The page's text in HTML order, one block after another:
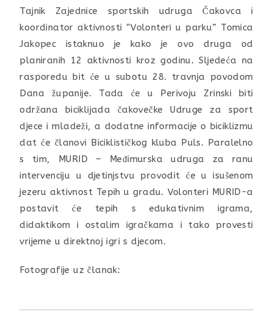
Tajnik Zajednice sportskih udruga Čakovca i
koordinator aktivnosti “Volonteri u parku” Tomica
Jakopec istaknuo je kako je ovo druga od
planiranih 12 aktivnosti kroz godinu. Sljedeća na
rasporedu bit će u subotu 28. travnja povodom
Dana županije. Tada će u Perivoju Zrinski biti
održana biciklijada čakovečke Udruge za sport
djece i mladeži, a dodatne informacije o biciklizmu
dat će članovi Biciklističkog kluba Puls. Paralelno
s tim, MURID – Međimurska udruga za ranu
intervenciju u djetinjstvu provodit će u isušenom
jezeru aktivnost Tepih u gradu. Volonteri MURID-a
postavit će tepih s edukativnim igrama,
didaktikom i ostalim igračkama i tako provesti
vrijeme u direktnoj igri s djecom.
Fotografije uz članak: